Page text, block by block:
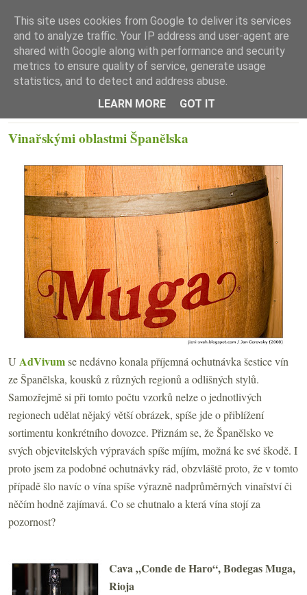
☰ Menu
Vinařskými oblastmi Španělska
U AdVivumse nedávno konala příjemná ochutnávka šestice vín
ze Španělska, kousků z různých regionů a odlišných stylů.
Samozřejmě si při tomto počtu vzorků nelze o jednotlivých
regionech udělat nějaký větší obrázek, spíše jde o přiblížení
sortimentu konkrétního dovozce. Přiznám se, že Španělsko ve
svých objevitelských výpravách spíše míjím, možná ke své škodě. I
proto jsem za podobné ochutnávky rád, obzvláště proto, že v tomto
případě šlo navíc o vína spíše výrazně nadprůměrných vinařství či
něčím hodně zajímavá. Co se chutnalo a která vína stojí za
pozornost?
Cava „Conde de Haro“, Bodegas Muga,
Rioja
This site uses cookies from Google to deliver its services
and to analyze traffic. Your IP address and user-agent are
shared with Google along with performance and security
metrics to ensure quality of service, generate usage
statistics, and to detect and address abuse.
LEARN MORE
GOT IT